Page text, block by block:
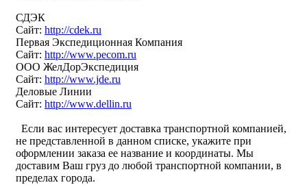
СДЭК
Сайт: http://cdek.ru
Первая Экспедиционная Компания
Сайт: http://www.pecom.ru
ООО ЖелДорЭкспедиция
Сайт: http://www.jde.ru
Деловые Линии
Сайт: http://www.dellin.ru
Если вас интересует доставка транспортной компанией,
не представленной в данном списке, укажите при
оформлении заказа ее название и координаты. Мы
доставим Ваш груз до любой транспортной компании, в
пределах города.